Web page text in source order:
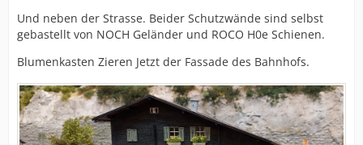
Und neben der Strasse. Beider Schutzwände sind selbst
gebastellt von NOCH Geländer und ROCO H0e Schienen.
Blumenkasten Zieren Jetzt der Fassade des Bahnhofs.